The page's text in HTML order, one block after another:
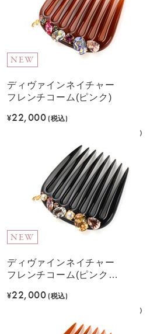
NEW
ディヴァインネイチャー
フレンチコーム(ピンク)
¥22,000(税込)
NEW
ディヴァインネイチャー
フレンチコーム(ピンクベ
¥22,000(税込)